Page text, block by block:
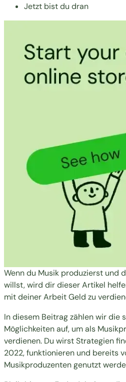
Jetzt bist du dran
Wenn du Musik produzierst und
willst, wird dir dieser Artikel
mit deiner Arbeit Geld zu
In diesem Beitrag zählen wir die
Möglichkeiten auf, um als
verdienen. Du wirst Strategien
2022, funktionieren und bereits
Musikproduzenten genutzt